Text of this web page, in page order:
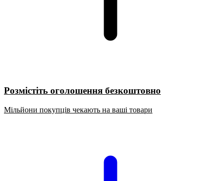
Розмістіть оголошення безкоштовно
Мільйони покупців чекають на ваші товари